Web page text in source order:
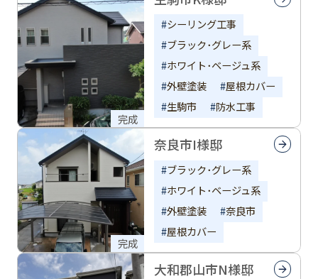
完成
シーリング工事
ブラック･グレー系
ホワイト･ベージュ系
外壁塗装
屋根カバー
生駒市
防水工事
完成
奈良市I様邸
ブラック･グレー系
ホワイト･ベージュ系
外壁塗装
奈良市
屋根カバー
大和郡山市N様邸